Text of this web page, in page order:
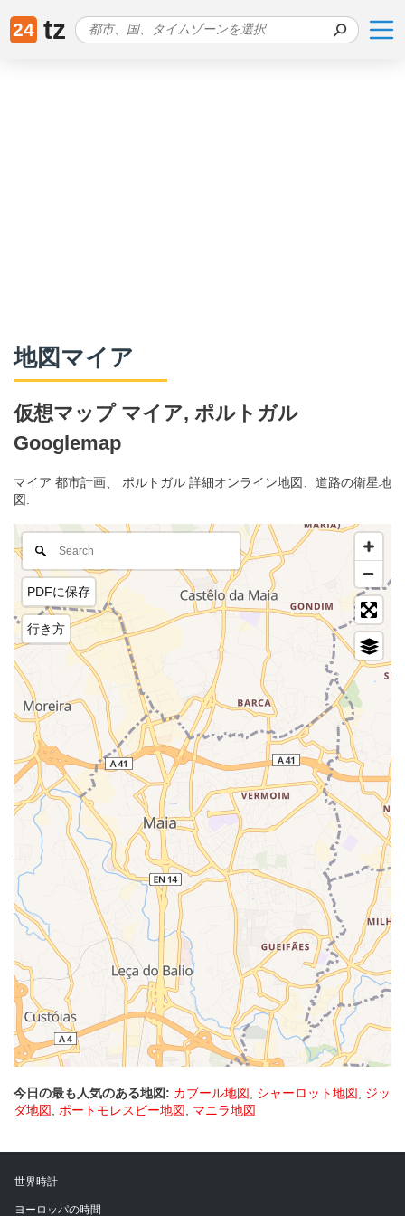
24 tz
地図マイア
仮想マップ マイア, ポルトガル
Googlemap
マイア 都市計画、 ポルトガル 詳細オンライン地図、道路の衛星地
図.
PDFに保存
行き方
今日の最も人気のある地図: カブール地図, シャーロット地図, ジッ
ダ地図, ポートモレスビー地図, マニラ地図
世界時計
ヨーロッパの時間